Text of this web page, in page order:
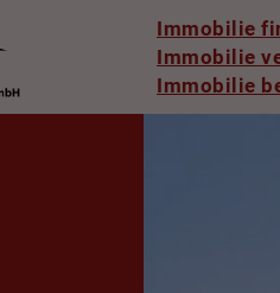
Immobilie
Immobilie
Immobilie